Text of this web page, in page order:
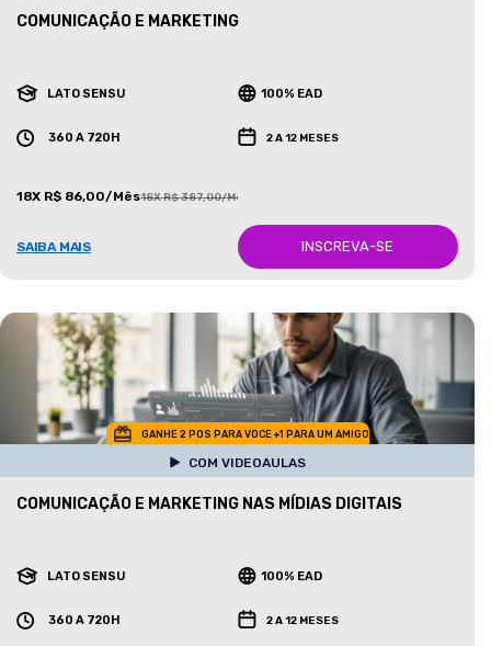
COMUNICAÇÃO E MARKETING
LATO SENSU 100% EAD
360 A 720H 2 A 12 MESES
18X R$ 86,00/Mês18X R$ 387,00/Mês
SAIBA MAIS INSCREVA-SE
GANHE 2 POS PARA VOCE +1 PARA UM AMIGO
COM VIDEOAULAS
COMUNICAÇÃO E MARKETING NAS MÍDIAS DIGITAIS
LATO SENSU 100% EAD
360 A 720H 2 A 12 MESES